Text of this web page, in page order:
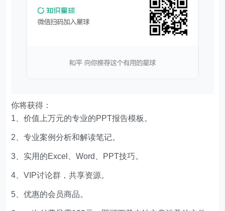
你将获得：
1、价值上万元的专业的PPT报告模板。
2、专业案例分析和解读笔记。
3、实用的Excel、Word、PPT技巧。
4、VIP讨论群，共享资源。
5、优惠的会员商品。